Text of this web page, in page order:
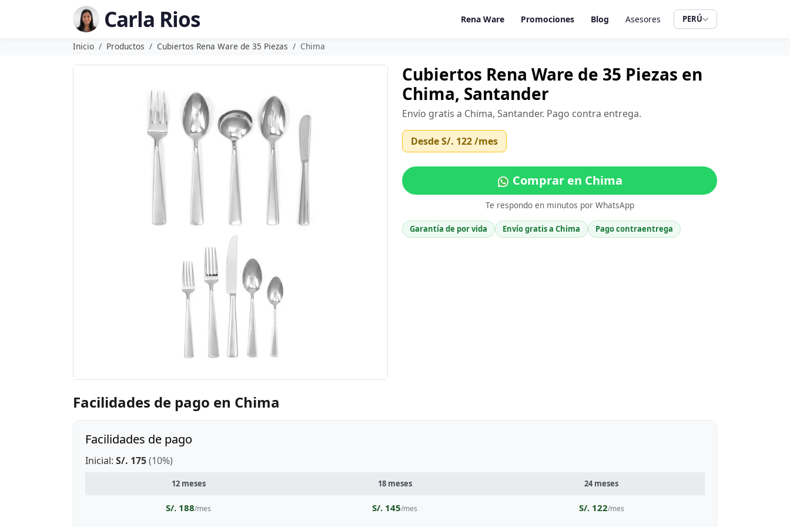
Carla Rios Rena Ware Promociones Blog Asesores PERÚ
Inicio Productos Cubiertos Rena Ware de 35 Piezas Chima
Cubiertos Rena Ware de 35 Piezas en
Chima, Santander
Envío gratis a Chima, Santander. Pago contra entrega.
DesdeS/. 122/mes
Comprar en Chima
Te respondo en minutos por WhatsApp
Garantía de por vida Envío gratis a Chima Pago contraentrega
Facilidades de pago en Chima
Facilidades de pago
Inicial: S/. 175(10%)
12 meses 18 meses 24 meses
S/. 188/mes S/. 145/mes S/. 122/mes